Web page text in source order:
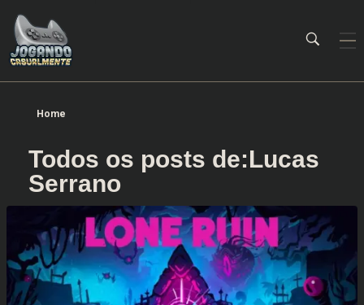
Home
Todos os posts de:Lucas
Serrano